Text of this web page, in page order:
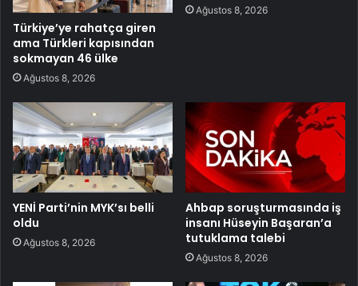
Türkiye’ye rahatça giren
ama Türkleri kapısından
sokmayan 46 ülke
Ağustos 8, 2026
Ağustos 8, 2026
YENİ Parti’nin MYK’sı belli
oldu
Ağustos 8, 2026
Ahbap soruşturmasında iş
insanı Hüseyin Başaran’a
tutuklama talebi
Ağustos 8, 2026